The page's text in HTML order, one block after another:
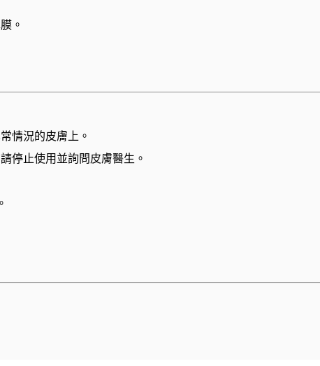
。
情況的皮膚上。
停止使用並詢問皮膚醫生。